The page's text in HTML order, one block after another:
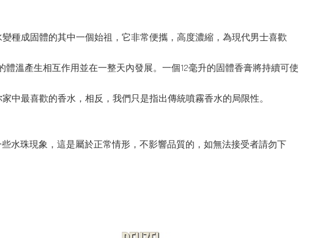
種成固體的其中一個始祖，它非常便攜，高度濃縮，為現代男士喜歡
溫產生相互作用並在一整天內發展。一個12毫升的固體香膏將持續可使
中最喜歡的香水，相反，我們只是指出傳統噴霧香水的局限性。
水珠現象，這是屬於正常情形，不影響品質的，如無法接受者請勿下